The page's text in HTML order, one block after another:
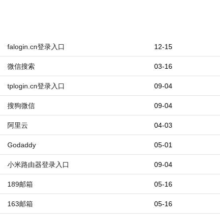
12-15
falogin.cn登录入口
03-16
微信搜索
09-04
tplogin.cn登录入口
09-04
搜狗微信
04-03
阿里云
05-01
Godaddy
09-04
小米路由器登录入口
05-16
189邮箱
05-16
163邮箱